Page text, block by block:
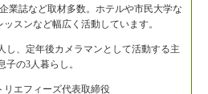
業誌など取材多数。ホテルや市民大学な
スンなど幅広く活動しています。
し、定年後カメラマンとして活動する主
子の3人暮らし。
リエフィーズ代表取締役